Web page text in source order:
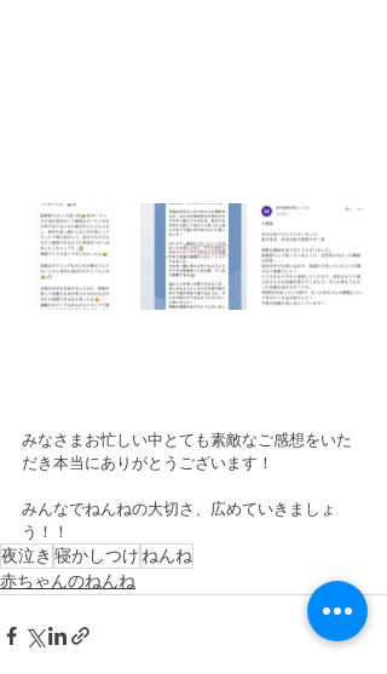
みなさまお忙しい中とても素敵なご感想をいた
だき本当にありがとうございます！
みんなでねんねの大切さ、広めていきましょ
う！！
夜泣き 寝かしつけねんね
赤ちゃんのねんね